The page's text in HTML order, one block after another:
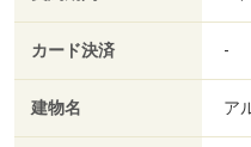
カード決済 -
建物名 ア